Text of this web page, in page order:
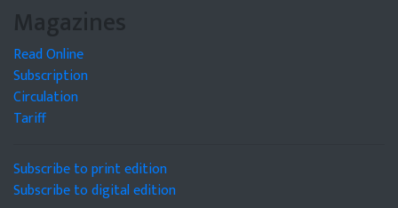
Magazines
Read Online
Subscription
Circulation
Tariff
Subscribe to print edition
Subscribe to digital edition